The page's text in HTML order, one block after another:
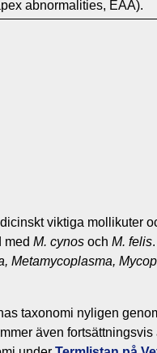
abnormalities, EAA).
viktiga mollikuter
med M. cynos och M. felis
Metamycoplasma,
taxonomi nyligen
även